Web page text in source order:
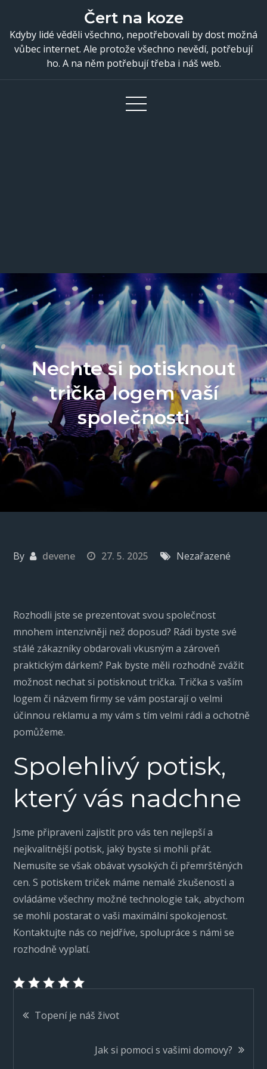
content
Čert na koze
Kdyby lidé věděli všechno, nepotřebovali by dost možná
vůbec internet. Ale protože všechno nevědí, potřebují
ho. A na něm potřebují třeba i náš web.
Nechte si potisknout
trička logem vaší
společnosti
By devene 27. 5. 2025 Nezařazené
Rozhodli jste se prezentovat svou společnost
mnohem intenzivněji než doposud? Rádi byste své
stálé zákazníky obdarovali vkusným a zároveň
praktickým dárkem? Pak byste měli rozhodně zvážit
možnost nechat si potisknout trička. Trička s vaším
logem či názvem firmy se vám postarají o velmi
účinnou reklamu a my vám s tím velmi rádi a ochotně
pomůžeme.
Spolehlivý potisk,
který vás nadchne
Jsme připraveni zajistit pro vás ten nejlepší a
nejkvalitnější potisk, jaký byste si mohli přát.
Nemusíte se však obávat vysokých či přemrštěných
cen. S potiskem triček máme nemalé zkušenosti a
ovládáme všechny možné technologie tak, abychom
se mohli postarat o vaši maximální spokojenost.
Kontaktujte nás co nejdříve, spolupráce s námi se
rozhodně vyplatí.
Navigace
Topení je náš život
Jak si pomoci s vašimi domovy?